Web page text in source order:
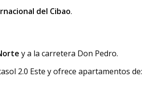
del Cibao.
y a la carretera Don Pedro.
2.0 Este y ofrece apartamentos de: